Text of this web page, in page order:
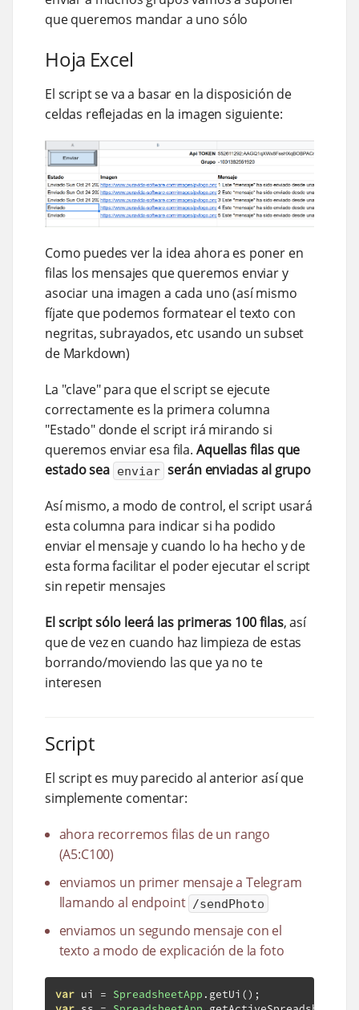
que queremos mandar a uno sólo
Hoja Excel
El script se va a basar en la disposición de
celdas reflejadas en la imagen siguiente:
Como puedes ver la idea ahora es poner en
filas los mensajes que queremos enviar y
asociar una imagen a cada uno (así mismo
fíjate que podemos formatear el texto con
negritas, subrayados, etc usando un subset
de Markdown)
La "clave" para que el script se ejecute
correctamente es la primera columna
"Estado" donde el script irá mirando si
queremos enviar esa fila. Aquellas filas que
estado sea enviar serán enviadas al grupo
Así mismo, a modo de control, el script usará
esta columna para indicar si ha podido
enviar el mensaje y cuando lo ha hecho y de
esta forma facilitar el poder ejecutar el script
sin repetir mensajes
El script sólo leerá las primeras 100 filas, así
que de vez en cuando haz limpieza de estas
borrando/moviendo las que ya no te
interesen
Script
El script es muy parecido al anterior así que
simplemente comentar:
ahora recorremos filas de un rango
(A5:C100)
enviamos un primer mensaje a Telegram
llamando al endpoint /sendPhoto
enviamos un segundo mensaje con el
texto a modo de explicación de la foto
var ui = SpreadsheetApp . getUi ();